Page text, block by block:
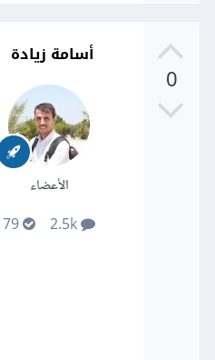
0
أسامة زيادة
الأعضاء